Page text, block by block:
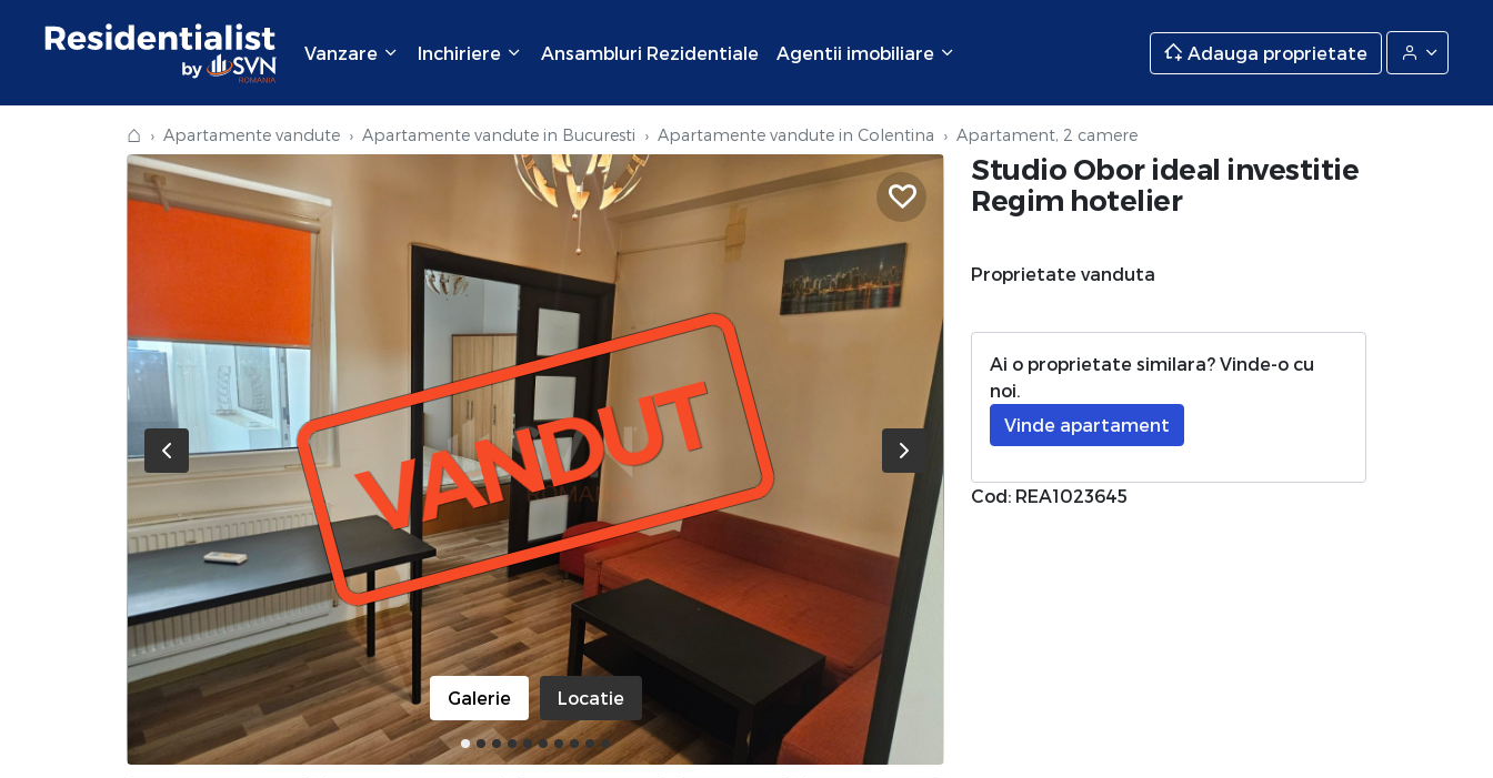
Vanzare Inchiriere Ansambluri Rezidentiale Agentii imobiliare Adauga proprietate
⌂ Apartamente vandute Apartamente vandute in Bucuresti Apartamente vandute in Colentina Apartament, 2 camere
VANDUT
Galerie Locatie
Studio Obor ideal investitie
Regim hotelier
Proprietate vanduta
Ai o proprietate similara? Vinde-o cu
noi.
Vinde apartament
Cod: REA1023645